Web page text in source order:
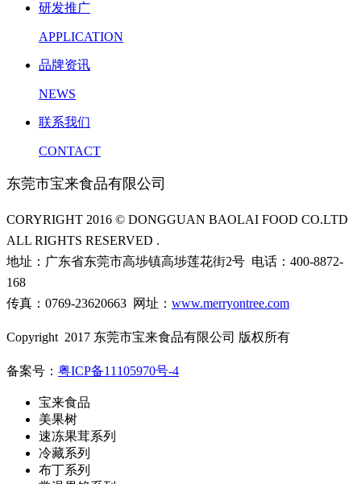
研发推广
APPLICATION
品牌资讯
NEWS
联系我们
CONTACT
东莞市宝来食品有限公司
CORYRIGHT 2016 © DONGGUAN BAOLAI FOOD CO.LTD
ALL RIGHTS RESERVED .
地址：广东省东莞市高埗镇高埗莲花街2号 电话：400-8872-
168
传真：0769-23620663 网址： www.merryontree.com
Copyright 2017 东莞市宝来食品有限公司 版权所有
备案号： 粤ICP备11105970号-4
宝来食品
美果树
速冻果茸系列
冷藏系列
布丁系列